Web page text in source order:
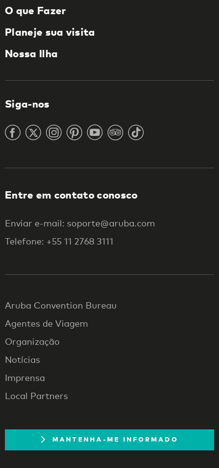
O que Fazer
Planeje sua visita
Nossa Ilha
Siga-nos
Entre em contato conosco
Enviar e-mail: soporte@aruba.com
Telefone: +55 11 2768 3111
Aruba Convention Bureau
Agentes de Viagem
Organização
Notícias
Imprensa
Local Partners
MANTENHA-ME INFORMADO